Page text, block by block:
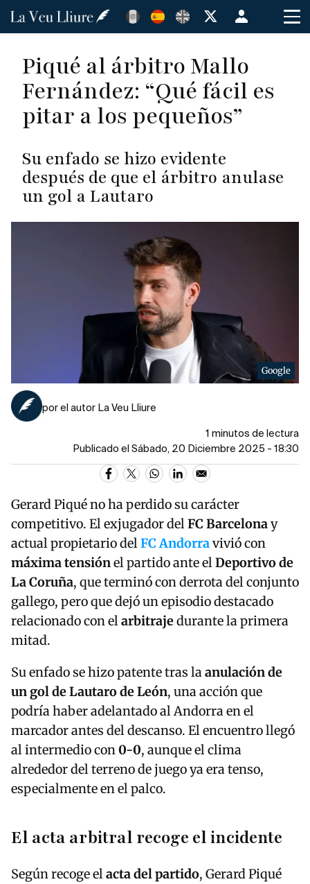
Pasar
principal
Menú
de
cuenta
de
usuario
Piqué al árbitro Mallo
Fernández: “Qué fácil es
pitar a los pequeños”
Su enfado se hizo evidente
después de que el árbitro anulase
un gol a Lautaro
Google
por el autor La Veu Lliure
1 minutos de lectura
Publicado el Sábado, 20 Diciembre 2025 - 18:30
Gerard Piqué no ha perdido su carácter
competitivo. El exjugador delFC Barcelonay
actual propietario delFC Andorravivió con
máxima tensiónel partido ante elDeportivo de
La Coruña, que terminó con derrota del conjunto
gallego, pero que dejó un episodio destacado
relacionado con elarbitrajedurante la primera
mitad.
Su enfado se hizo patente tras laanulación de
un gol de Lautaro de León, una acción que
podría haber adelantado al Andorra en el
marcador antes del descanso. El encuentro llegó
al intermedio con0-0, aunque el clima
alrededor del terreno de juego ya era tenso,
especialmente en el palco.
El acta arbitral recoge el incidente
Según recoge elacta del partido, Gerard Piqué